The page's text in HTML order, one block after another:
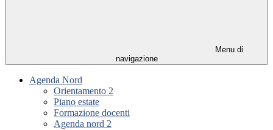
Menu di
navigazione
Agenda Nord
Orientamento 2
Piano estate
Formazione docenti
Agenda nord 2